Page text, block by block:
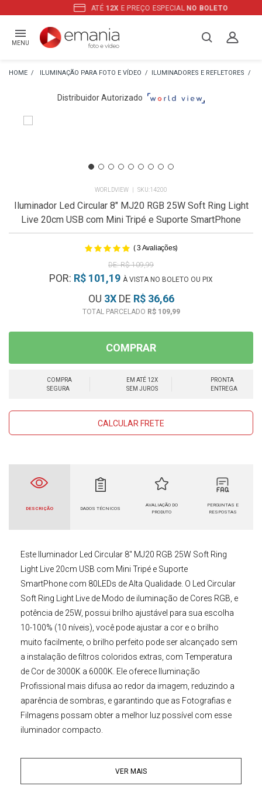
ATÉ 12XE PREÇO ESPECIALNO BOLETO
MENU
ILUMINAÇÃO PARA FOTO E VÍDEO ILUMINADORES E REFLETORES
Distribuidor Autorizado
WORLDVIEW 14200
Iluminador Led Circular 8" MJ20 RGB 25W Soft Ring Light
Live 20cm USB com Mini Tripé e Suporte SmartPhone
(3Avaliações)
R$ 109,99
POR: R$ 101,19 À VISTA NO BOLETO OU PIX
OU 3XDE R$ 36,66
R$ 109,99
COMPRAR
COMPRA
SEGURA
EM ATÉ 12X
SEM JUROS
PRONTA
ENTREGA
CALCULAR FRETE
DESCRIÇÃO DADOS TÉCNICOS
AVALIAÇÃO DO
PRODUTO
PERGUNTAS E
RESPOSTAS
Este Iluminador Led Circular 8" MJ20 RGB 25W Soft Ring
Light Live 20cm USB com Mini Tripé e Suporte
SmartPhone com 80LEDs de Alta Qualidade. O Led Circular
Soft Ring Light Live de Modo de iluminação de Cores RGB, e
potência de 25W, possui brilho ajustável para sua escolha
10-100% (10 níveis), você pode ajustar a cor e o brilho
muito facilmente, o brilho perfeito pode ser alcançado sem
a instalação de filtros coloridos extras, com Temperatura
de Cor de 3000K a 6000K. Ele oferece Iluminação
Profissional mais difusa ao redor da imagem, reduzindo a
aparência de sombras, e garantindo que as Fotografias e
Filmagens possam obter a melhor luz possível com esse
iluminador compacto.
Modo RGB Arco-íris ajustável
para Selfie de 8" RGB e 25W
VER MAIS